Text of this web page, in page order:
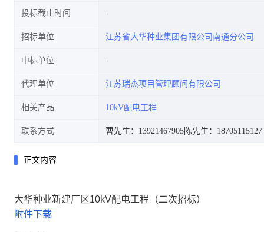
投标截止时间
招标单位 江苏省大华种业集团有限公司南通分公司
中标单位
代理单位 江苏瑞杰项目管理顾问有限公司
相关产品 10kV配电工程
联系方式 曹先生：13921467905陈先生：18705115127
正文内容
大华种业新建厂区10kV配电工程（二次招标）
附件下载